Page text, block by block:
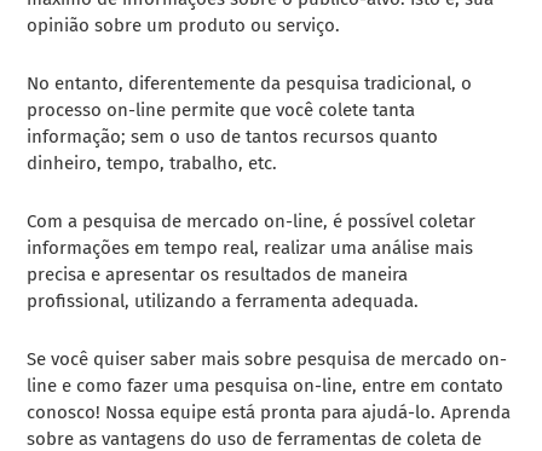
opinião sobre um produto ou serviço.
No entanto, diferentemente da pesquisa tradicional, o
processo on-line permite que você colete tanta
informação; sem o uso de tantos recursos quanto
dinheiro, tempo, trabalho, etc.
Com a pesquisa de mercado on-line, é possível coletar
informações em tempo real, realizar uma análise mais
precisa e apresentar os resultados de maneira
profissional, utilizando a ferramenta adequada.
Se você quiser saber mais sobre pesquisa de mercado on-
line e como fazer uma pesquisa on-line, entre em contato
conosco! Nossa equipe está pronta para ajudá-lo. Aprenda
sobre as vantagens do uso de ferramentas de coleta de